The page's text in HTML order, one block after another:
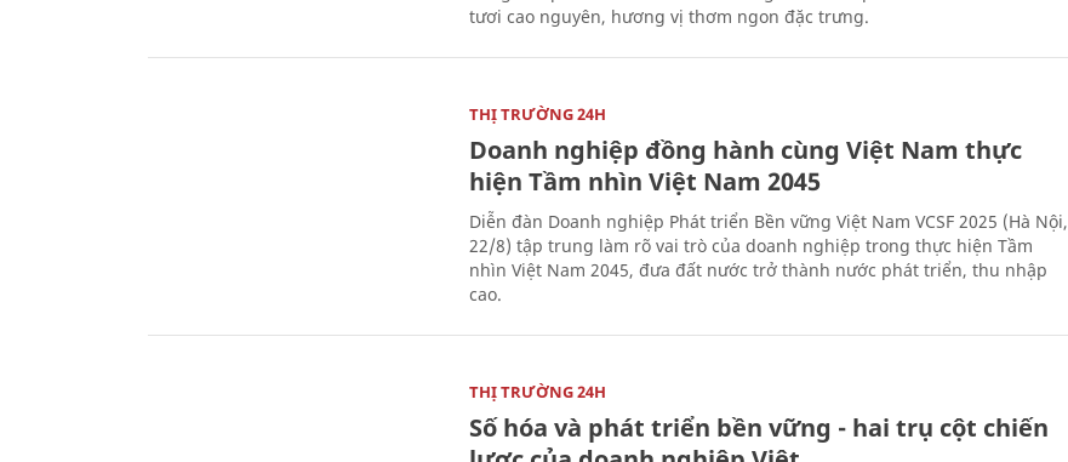
tươi cao nguyên, hương vị thơm ngon đặc trưng.
THỊ TRƯỜNG 24H
Doanh nghiệp đồng hành cùng Việt Nam thực
hiện Tầm nhìn Việt Nam 2045
Diễn đàn Doanh nghiệp Phát triển Bền vững Việt Nam VCSF 2025 (Hà Nội,
22/8) tập trung làm rõ vai trò của doanh nghiệp trong thực hiện Tầm
nhìn Việt Nam 2045, đưa đất nước trở thành nước phát triển, thu nhập
cao.
THỊ TRƯỜNG 24H
Số hóa và phát triển bền vững - hai trụ cột chiến